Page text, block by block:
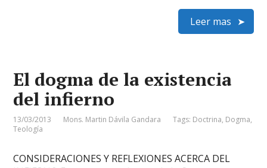
Leer mas
El dogma de la existencia
del infierno
13/03/2013 Mons. Martin Dávila Gandara Tags: Doctrina, Dogma,
Teología
CONSIDERACIONES Y REFLEXIONES ACERCA DEL